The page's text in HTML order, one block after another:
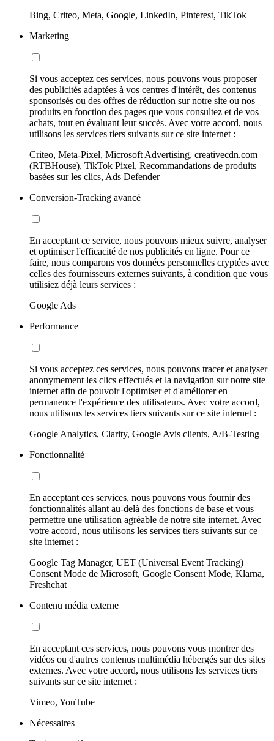
Bing, Criteo, Meta, Google, LinkedIn, Pinterest, TikTok
Marketing
Si vous acceptez ces services, nous pouvons vous proposer
des publicités adaptées à vos centres d'intérêt, des contenus
sponsorisés ou des offres de réduction sur notre site ou nos
produits en fonction des pages que vous consultez et de vos
achats, tout en évaluant leur succès. Avec votre accord, nous
utilisons les services tiers suivants sur ce site internet :
Criteo, Meta-Pixel, Microsoft Advertising, creativecdn.com
(RTBHouse), TikTok Pixel, Recommandations de produits
basées sur les clics, Ads Defender
Conversion-Tracking avancé
En acceptant ce service, nous pouvons mieux suivre, analyser
et optimiser l'efficacité de nos publicités en ligne. Pour ce
faire, nous comparons vos données personnelles cryptées avec
celles des fournisseurs externes suivants, à condition que vous
utilisiez déjà leurs services :
Google Ads
Performance
Si vous acceptez ces services, nous pouvons tracer et analyser
anonymement les clics effectués et la navigation sur notre site
internet afin de pouvoir l'optimiser et d'améliorer en
permanence l'expérience des utilisateurs. Avec votre accord,
nous utilisons les services tiers suivants sur ce site internet :
Google Analytics, Clarity, Google Avis clients, A/B-Testing
Fonctionnalité
En acceptant ces services, nous pouvons vous fournir des
fonctionnalités allant au-delà des fonctions de base et vous
permettre une utilisation agréable de notre site internet. Avec
votre accord, nous utilisons les services tiers suivants sur ce
site internet :
Google Tag Manager, UET (Universal Event Tracking)
Consent Mode de Microsoft, Google Consent Mode, Klarna,
Freshchat
Contenu média externe
En acceptant ces services, nous pouvons vous montrer des
vidéos ou d'autres contenus multimédia hébergés sur des sites
externes. Avec votre accord, nous utilisons les services tiers
suivants sur ce site internet :
Vimeo, YouTube
Nécessaires